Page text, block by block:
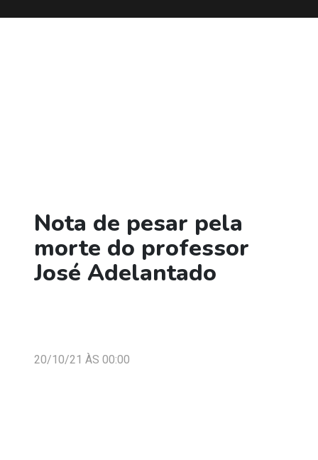
Nota de pesar pela
morte do professor
José Adelantado
20/10/21 ÀS 00:00